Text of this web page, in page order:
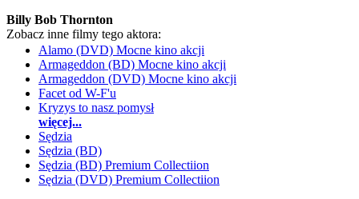
Billy Bob Thornton
Zobacz inne filmy tego aktora:
Alamo (DVD) Mocne kino akcji
Armageddon (BD) Mocne kino akcji
Armageddon (DVD) Mocne kino akcji
Facet od W-F'u
Kryzys to nasz pomysł
więcej...
Sędzia
Sędzia (BD)
Sędzia (BD) Premium Collectiion
Sędzia (DVD) Premium Collectiion